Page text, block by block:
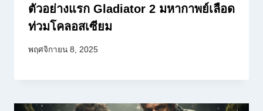
ตัวอย่างแรก Gladiator 2 มหากาพย์เลือด
ท่วมโคลอสเซียม
พฤศจิกายน 8, 2025